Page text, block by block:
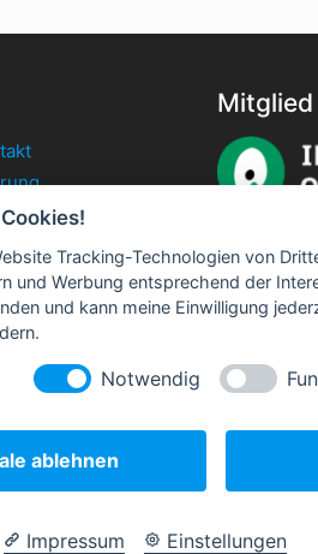
ändern
Tracking-Technologien von
und Werbung entsprechend der
und kann meine Einwilligung
Notwendig
ablehnen
Impressum Einstellungen